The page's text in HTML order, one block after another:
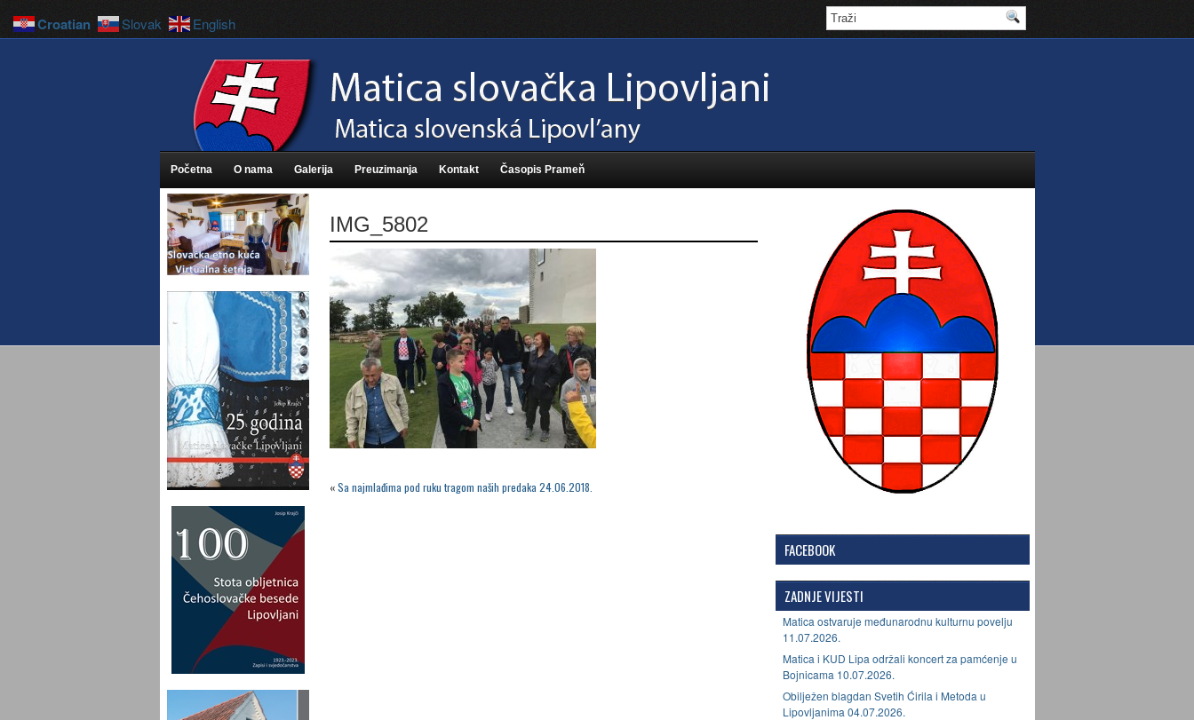
Početna O nama Galerija Preuzimanja Kontakt Časopis Prameň
IMG_5802
«Sa najmlađima pod ruku tragom naših predaka 24.06.2018.
FACEBOOK
ZADNJE VIJESTI
Matica ostvaruje međunarodnu kulturnu povelju
11.07.2026.
Matica i KUD Lipa održali koncert za pamćenje u
Bojnicama 10.07.2026.
Obilježen blagdan Svetih Ćirila i Metoda u
Lipovljanima 04.07.2026.
Croatian Slovak English